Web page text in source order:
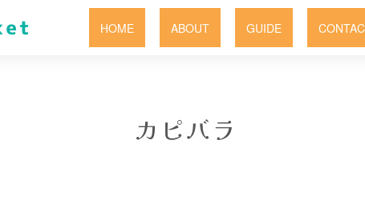
HOME ABOUT GUIDE
カピバラ